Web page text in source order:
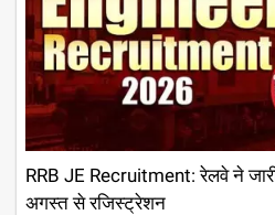
RRB JE Recruitment: रेलवे ने
अगस्त से रजिस्ट्रेशन